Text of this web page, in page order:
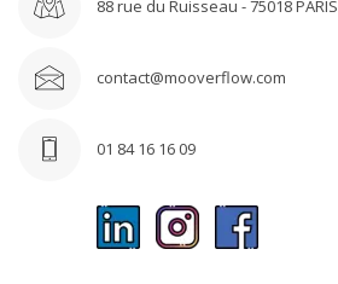
88 rue du Ruisseau - 75018 PARIS
contact@mooverflow.com
01 84 16 16 09